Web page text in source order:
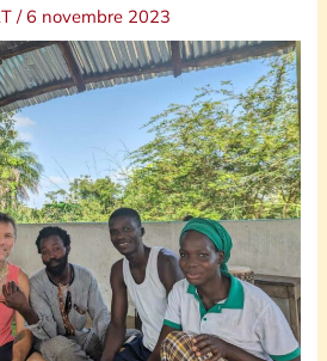
/6 novembre 2023